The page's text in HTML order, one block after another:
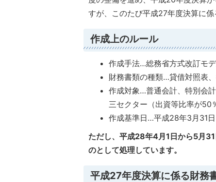
すが、このたび平成27年度決算に
作成上のルール
作成手法…総務省方式改訂モ
財務書類の種類…貸借対照表
作成対象…普通会計、特別会
三セクター（出資等比率が50
作成基準日…平成28年3月31日
ただし、平成28年4月1日から5月
のとして処理しています。
平成27年度決算に係る財務